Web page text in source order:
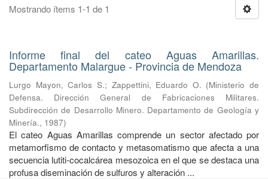
Mostrando ítems 1-1 de 1
Informe final del cateo Aguas Amarillas.
Departamento Malargue - Provincia de Mendoza
Lurgo Mayon, Carlos S.; Zappettini, Eduardo O. (Ministerio de
Defensa. Dirección General de Fabricaciones Militares.
Subdirección de Desarrollo Minero. Departamento de Geología y
Minería., 1987)
El cateo Aguas Amarillas comprende un sector afectado por
metamorfismo de contacto y metasomatismo que afecta a una
secuencia lutiti-cocalcárea mesozoica en el que se destaca una
profusa diseminación de sulfuros y alteración ...